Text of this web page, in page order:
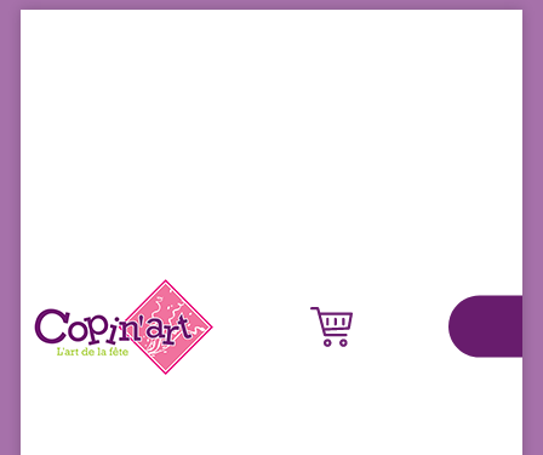
Panneau de gestion des cookies